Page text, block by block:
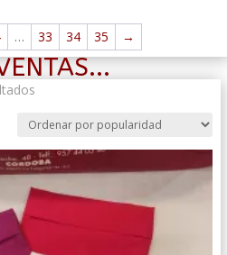
… 33 34 35 →
Ordenado
popularidad